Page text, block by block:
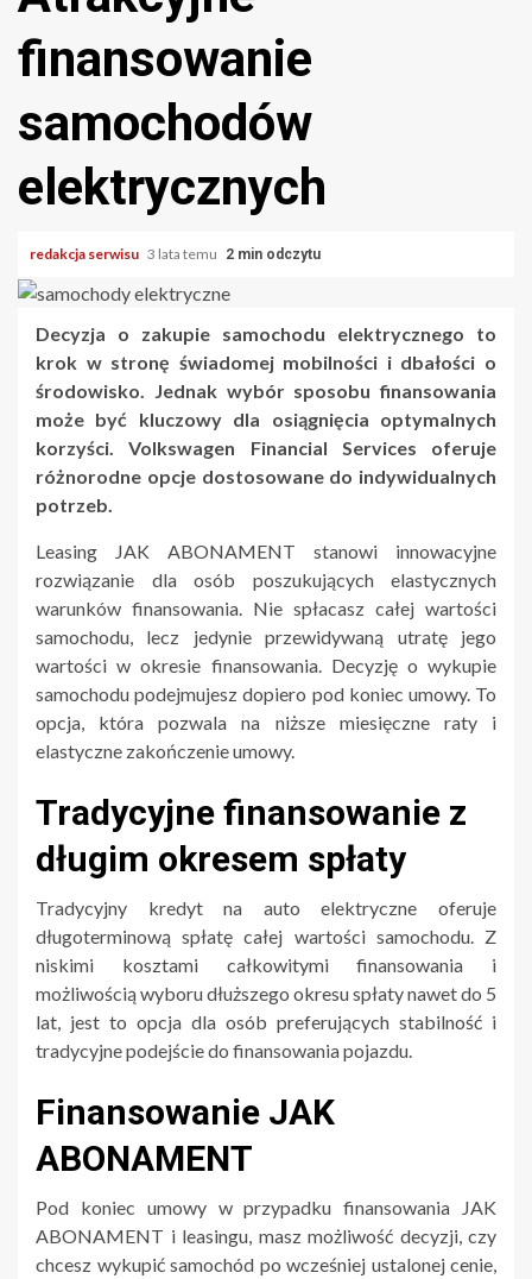
finansowanie
samochodów
elektrycznych
redakcja serwisu 3 lata temu 2 min odczytu
Decyzja o zakupie samochodu elektrycznego to
krok w stronę świadomej mobilności i dbałości o
środowisko. Jednak wybór sposobu finansowania
może być kluczowy dla osiągnięcia optymalnych
korzyści. Volkswagen Financial Services oferuje
różnorodne opcje dostosowane do indywidualnych
potrzeb.
Leasing JAK ABONAMENT stanowi innowacyjne
rozwiązanie dla osób poszukujących elastycznych
warunków finansowania. Nie spłacasz całej wartości
samochodu, lecz jedynie przewidywaną utratę jego
wartości w okresie finansowania. Decyzję o wykupie
samochodu podejmujesz dopiero pod koniec umowy. To
opcja, która pozwala na niższe miesięczne raty i
elastyczne zakończenie umowy.
Tradycyjne finansowanie z
długim okresem spłaty
Tradycyjny kredyt na auto elektryczne oferuje
długoterminową spłatę całej wartości samochodu. Z
niskimi kosztami całkowitymi finansowania i
możliwością wyboru dłuższego okresu spłaty nawet do 5
lat, jest to opcja dla osób preferujących stabilność i
tradycyjne podejście do finansowania pojazdu.
Finansowanie JAK
ABONAMENT
Pod koniec umowy w przypadku finansowania JAK
ABONAMENT i leasingu, masz możliwość decyzji, czy
chcesz wykupić samochód po wcześniej ustalonej cenie,